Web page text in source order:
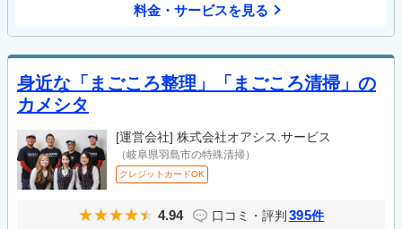
料金・サービスを見る
身近な「まごころ整理」「まごころ清掃」の
カメシタ
[運営会社] 株式会社オアシス.サービス
（岐阜県羽島市の特殊清掃）
クレジットカードOK
4.94 口コミ・評判 395件